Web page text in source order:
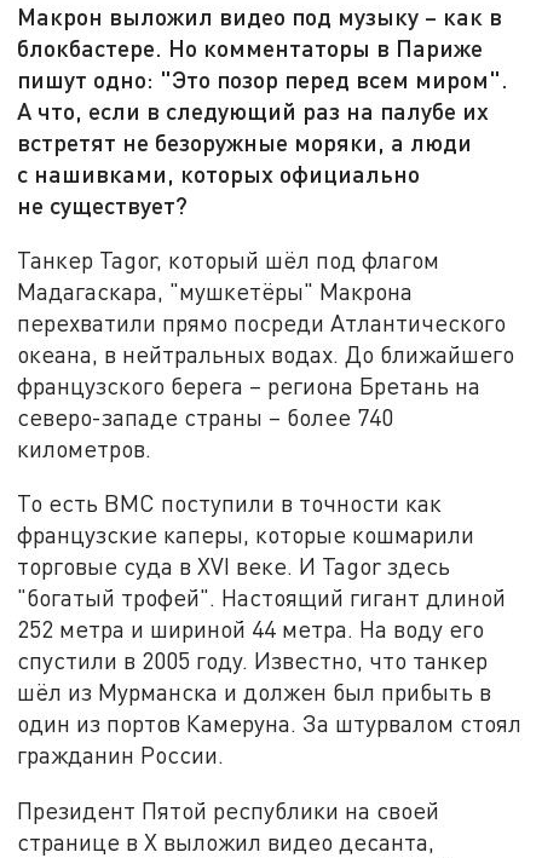
Макрон выложил видео под музыку – как в
блокбастере. Но комментаторы в Париже
пишут одно: "Это позор перед всем миром".
А что, если в следующий раз на палубе их
встретят не безоружные моряки, а люди
с нашивками, которых официально
не существует?
Танкер Tagor, который шёл под флагом
Мадагаскара, "мушкетёры" Макрона
перехватили прямо посреди Атлантического
океана, в нейтральных водах. До ближайшего
французского берега – региона Бретань на
северо-западе страны – более 740
километров.
То есть ВМС поступили в точности как
французские каперы, которые кошмарили
торговые суда в XVI веке. И Tagor здесь
"богатый трофей". Настоящий гигант длиной
252 метра и шириной 44 метра. На воду его
спустили в 2005 году. Известно, что танкер
шёл из Мурманска и должен был прибыть в
один из портов Камеруна. За штурвалом стоял
гражданин России.
Президент Пятой республики на своей
странице в X выложил видео десанта,